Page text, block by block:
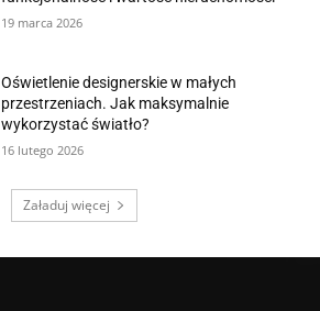
19 marca 2026
Oświetlenie designerskie w małych
przestrzeniach. Jak maksymalnie
wykorzystać światło?
16 lutego 2026
Załaduj więcej